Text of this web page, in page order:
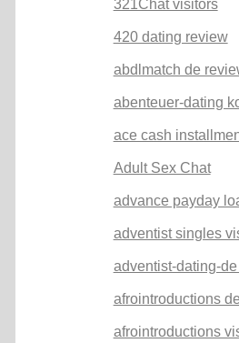
321Chat visitors
420 dating review
abdlmatch de
abenteuer-dating
ace cash
Adult Sex Chat
advance payday
adventist singles
adventist-dating-
afrointroductions
afrointroductions